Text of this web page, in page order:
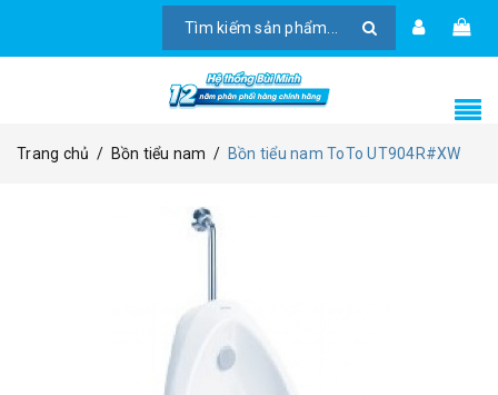
Trang chủ / Bồn tiểu nam / Bồn tiểu nam ToTo UT904R#XW